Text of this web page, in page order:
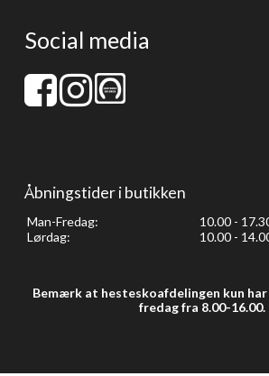
Social media
Åbningstider i butikken
Man-Fredag:
10.00 -
Lørdag:
10.00 -
Bemærk at hesteskoafdelingen kun
fredag fra 8.00-16.00.